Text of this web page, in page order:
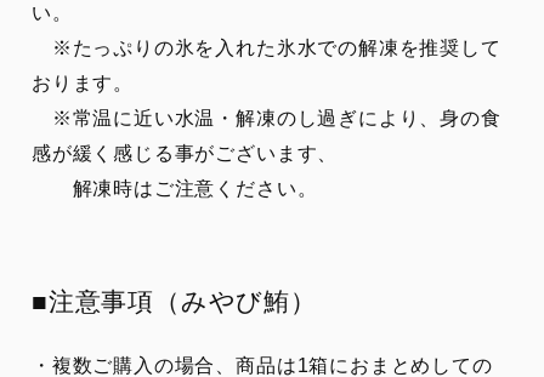
い。
※たっぷりの氷を入れた氷水での解凍を推奨して
おります。
※常温に近い水温・解凍のし過ぎにより、身の食
感が緩く感じる事がございます、
解凍時はご注意ください。
■注意事項（みやび鮪）
・複数ご購入の場合、商品は1箱におまとめしての